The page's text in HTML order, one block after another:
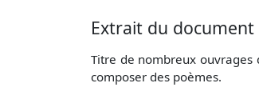
Extrait du document
Titre de nombreux ouvrages
composer des poèmes.